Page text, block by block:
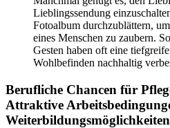
Lieblingssendung
Fotoalbum durchzublättern,
eines Menschen zu zaubern.
Gesten haben oft eine
Wohlbefinden nachhaltig
Berufliche Chancen für
Attraktive
Weiterbildungsmöglichkeiten